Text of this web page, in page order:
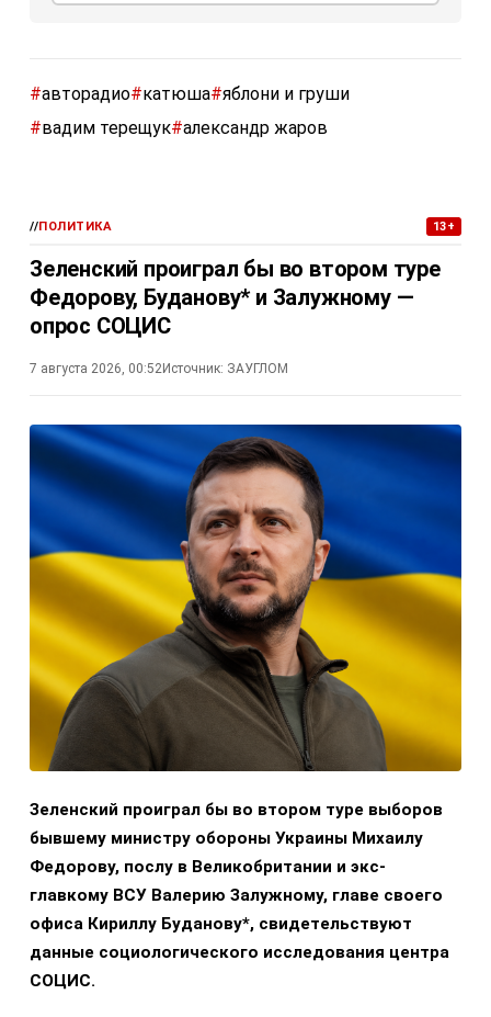
#авторадио#катюша#яблони и груши
#вадим терещук#александр жаров
//ПОЛИТИКА 13+
Зеленский проиграл бы во втором туре
Федорову, Буданову* и Залужному —
опрос СОЦИС
7 августа 2026, 00:52Источник: ЗАУГЛОМ
Зеленский проиграл бы во втором туре выборов
бывшему министру обороны Украины Михаилу
Федорову, послу в Великобритании и экс-
главкому ВСУ Валерию Залужному, главе своего
офиса Кириллу Буданову*, свидетельствуют
данные социологического исследования центра
СОЦИС.